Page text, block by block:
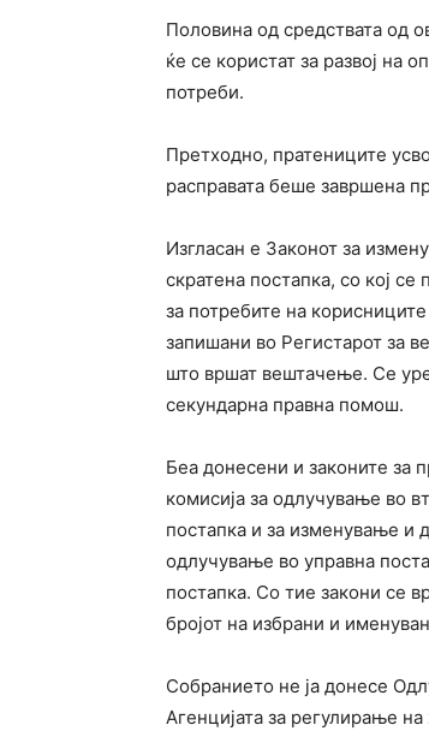
Половина од средствата од
ќе се користат за развој на
потреби.
Претходно, пратениците
расправата беше завршена
Изгласан е Законот за
скратена постапка, со кој
за потребите на
запишани во Регистарот за
што вршат вештачење. Се
секундарна правна помош.
Беа донесени и законите за
комисија за одлучување во
постапка и за изменување и
одлучување во управна
постапка. Со тие закони се
бројот на избрани и
Собранието не ја донесе
Агенцијата за регулирање